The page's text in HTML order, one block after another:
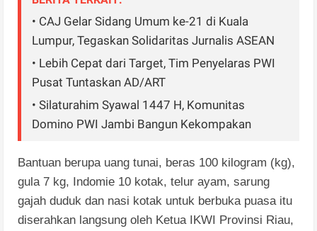
• CAJ Gelar Sidang Umum ke-21 di Kuala
Lumpur, Tegaskan Solidaritas Jurnalis ASEAN
• Lebih Cepat dari Target, Tim Penyelaras PWI
Pusat Tuntaskan AD/ART
• Silaturahim Syawal 1447 H, Komunitas
Domino PWI Jambi Bangun Kekompakan
Bantuan berupa uang tunai, beras 100 kilogram (kg),
gula 7 kg, Indomie 10 kotak, telur ayam, sarung
gajah duduk dan nasi kotak untuk berbuka puasa itu
diserahkan langsung oleh Ketua IKWI Provinsi Riau,